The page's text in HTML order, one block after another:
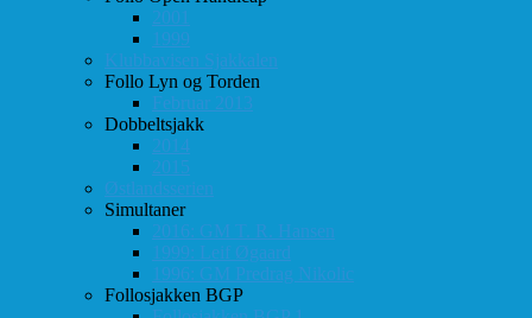
2001
1999
Klubbavisen Sjakkalen
Follo Lyn og Torden
Februar 2013
Dobbeltsjakk
2014
2015
Østlandsserien
Simultaner
2016: GM T. R. Hansen
1999: Leif Øgaard
1996: GM Predrag Nikolic
Follosjakken BGP